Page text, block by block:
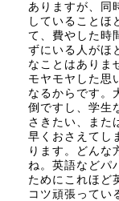
ありますが、同
していることほ
て、費やした時
ずにいる人がほ
なことはありま
モヤモヤした思
なるからです。
倒ですし、学生
さきたい、また
早くおさえてし
ります。どんな
ね。英語などパ
ためにこれほど
コツ頑張ってい